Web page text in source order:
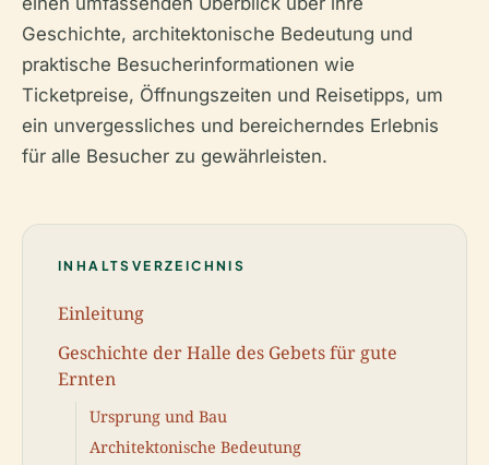
Geschichte, architektonische Bedeutung und
praktische Besucherinformationen wie
Ticketpreise, Öffnungszeiten und Reisetipps, um
ein unvergessliches und bereicherndes Erlebnis
für alle Besucher zu gewährleisten.
INHALTSVERZEICHNIS
Einleitung
Geschichte der Halle des Gebets für gute
Ernten
Ursprung und Bau
Architektonische Bedeutung